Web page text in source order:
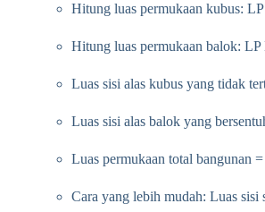
Hitung luas permukaan kubus:
Hitung luas permukaan balok:
Luas sisi alas kubus yang tidak
Luas sisi alas balok yang
Luas permukaan total bangunan
Cara yang lebih mudah: Luas